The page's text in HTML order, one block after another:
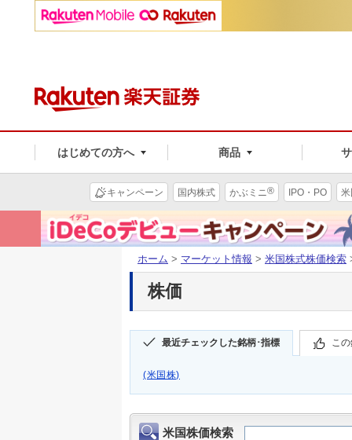
はじめての方へ 商品
キャンペーン 国内株式 かぶミニ® IPO・PO
ホーム > マーケット情報 > 米国株式株価検索
株価
最近チェックした銘柄･指標 こ
(米国株)